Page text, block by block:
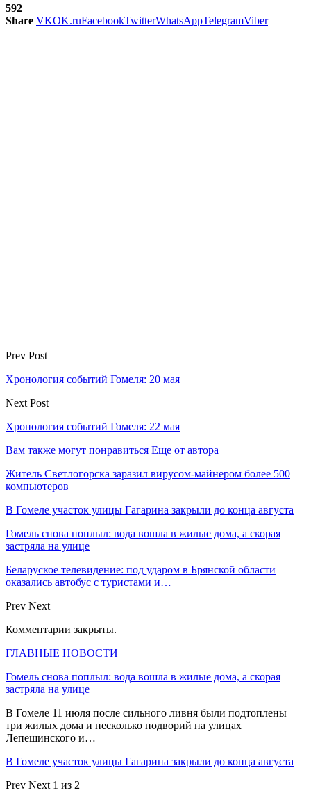
592
Share VKOK.ruFacebookTwitterWhatsAppTelegramViber
Prev Post
Хронология событий Гомеля: 20 мая
Next Post
Хронология событий Гомеля: 22 мая
Вам также могут понравиться Еще от автора
Житель Светлогорска заразил вирусом-майнером более 500
компьютеров
В Гомеле участок улицы Гагарина закрыли до конца августа
Гомель снова поплыл: вода вошла в жилые дома, а скорая
застряла на улице
Беларуское телевидение: под ударом в Брянской области
оказались автобус с туристами и…
Prev Next
Комментарии закрыты.
ГЛАВНЫЕ НОВОСТИ
Гомель снова поплыл: вода вошла в жилые дома, а скорая
застряла на улице
В Гомеле 11 июля после сильного ливня были подтоплены
три жилых дома и несколько подворий на улицах
Лепешинского и…
В Гомеле участок улицы Гагарина закрыли до конца августа
Prev Next 1 из 2